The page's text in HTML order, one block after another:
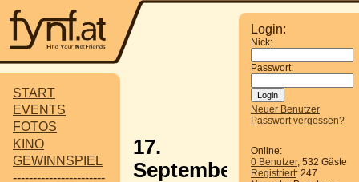
START
EVENTS
FOTOS
KINO
GEWINNSPIEL
-----------------------
Login:
Nick:
Passwort:
Neuer Benutzer
Passwort vergessen?
Online:
0 Benutzer, 532 Gäste
Registriert: 247
17.
September